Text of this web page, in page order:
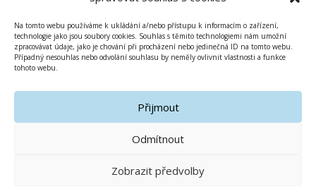
Na tomto webu používáme k ukládání a/nebo přístupu k informacím o zařízení,
technologie jako jsou soubory cookies. Souhlas s těmito technologiemi nám umožní
zpracovávat údaje, jako je chování při procházení nebo jedinečná ID na tomto webu.
Případný nesouhlas nebo odvolání souhlasu by neměly ovlivnit vlastnosti a funkce
tohoto webu.
Přijmout
Odmítnout
Zobrazit předvolby